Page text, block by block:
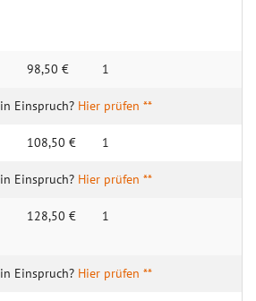
98,50 € 1
Hier prüfen **
108,50 € 1
Hier prüfen **
128,50 € 1
Hier prüfen **